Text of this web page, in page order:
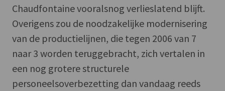
Chaudfontaine vooralsnog verlieslatend blijft.
Overigens zou de noodzakelijke modernisering
van de productielijnen, die tegen 2006 van 7
naar 3 worden teruggebracht, zich vertalen in
een nog grotere structurele
personeelsoverbezetting dan vandaag reeds